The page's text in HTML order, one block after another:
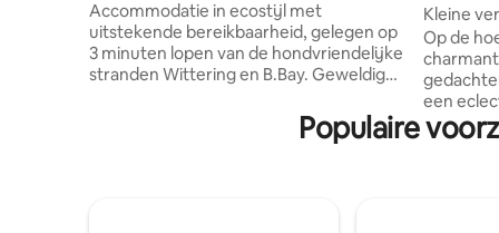
toegankelijk
Accommodatie in ecostijl met
uitstekende bereikbaarheid, gelegen op
3 minuten lopen van de hondvriendelijke
stranden Wittering en B.Bay. Geweldig
omheind,beveiligd pand, geschikt voor
zes volwassenen met een kingsize
Kleine
Op de
een
shabby
Populaire